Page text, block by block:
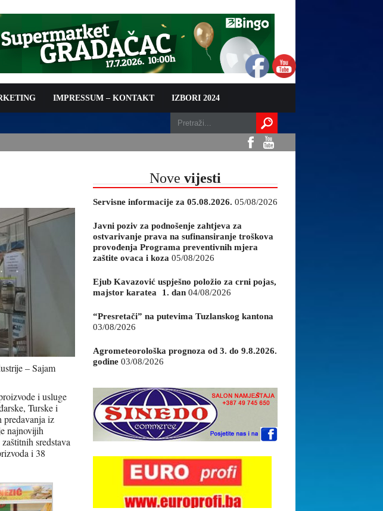
IMPRESSUM – KONTAKT IZBORI 2024
NA
MJERA
– Sajam
i usluge
Turske i
predavanja iz
najnovijih
sredstava
i 38
Nove vijesti
Servisne informacije za 05.08.2026. 05/08/2026
Javni poziv za podnošenje zahtjeva za
ostvarivanje prava na sufinansiranje troškova
provođenja Programa preventivnih mjera
zaštite ovaca i koza 05/08/2026
Ejub Kavazović uspješno položio za crni pojas,
majstor karatea 1. dan 04/08/2026
“Presretači” na putevima Tuzlanskog kantona
03/08/2026
Agrometeorološka prognoza od 3. do 9.8.2026.
godine 03/08/2026